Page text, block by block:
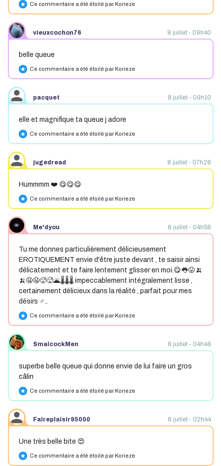
star Ce commentaire a été étoilé par Korieze
vieuxcochon76 8 juillet - 09h40
belle queue
star Ce commentaire a été étoilé par Korieze
pacquet 8 juillet - 09h10
elle et magnifique ta queue j adore
star Ce commentaire a été étoilé par Korieze
jugedread 8 juillet - 07h28
Hummmm ❤️ 😋😋😋
star Ce commentaire a été étoilé par Korieze
Me'dyou 8 juillet - 04h58
Tu me donnes particulièrement délicieusement
EROTIQUEMENT envie d'être juste devant , te saisir ainsi
délicatement et te faire lentement glisser en moi.😋👅😛🍌
🍌🤤🤤🥵🥵🌋🌡️🌡️🌡️ impeccablement intégralement lisse ,
certainement délicieux dans la réalité , parfait pour mes
désirs ♂️..
star Ce commentaire a été étoilé par Korieze
SmalcockMen 8 juillet - 04h48
superbe belle queue qui donne envie de lui faire un gros
câlin
star Ce commentaire a été étoilé par Korieze
Faireplaisir95000 8 juillet - 02h44
Une très belle bite 😍
star Ce commentaire a été étoilé par Korieze